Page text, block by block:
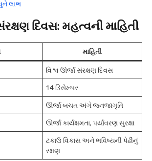
લાભ
દિવસ: મહત્વની માહિતી
માહિતી
વિશ્વ ઊર્જા સંરક્ષણ દિવસ
14 ડિસેમ્બર
ઊર્જા બચત અંગે જનજાગૃતિ
ઊર્જા કાર્યક્ષમતા, પર્યાવરણ સુરક્ષા
ટકાઉ વિકાસ અને ભવિષ્યની પેઢીનું
રક્ષણ